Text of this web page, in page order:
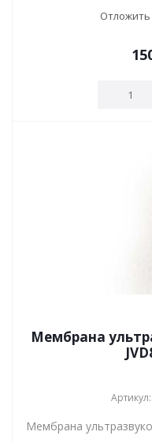
Отложить
Мембрана
Мембрана